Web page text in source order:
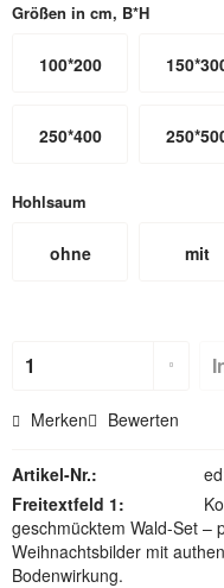
Größen in cm, B*H
100*200
250*400
Hohlsaum
ohne
mit
Merken Bewerten
Artikel-Nr.:
Freitextfeld 1:
geschmücktem Wald-Set –
Weihnachtsbilder mit
Bodenwirkung.